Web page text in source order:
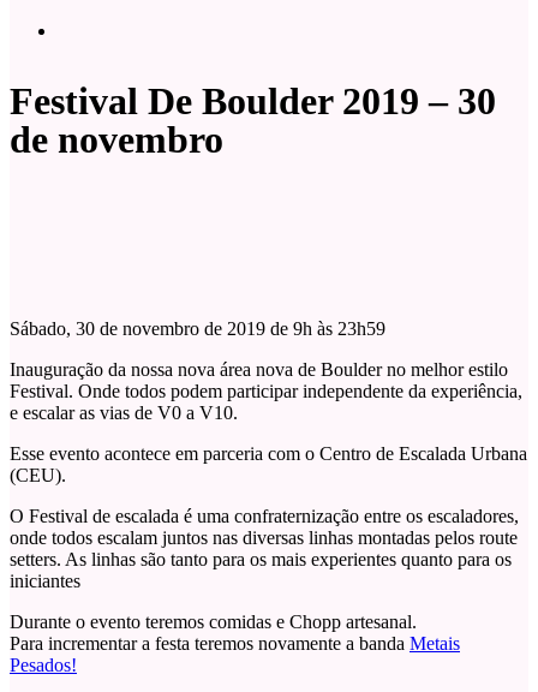
Festival De Boulder 2019 – 30
de novembro
Sábado, 30 de novembro de 2019 de 9h às 23h59
Inauguração da nossa nova área nova de Boulder no melhor estilo
Festival. Onde todos podem participar independente da experiência,
e escalar as vias de V0 a V10.
Esse evento acontece em parceria com o Centro de Escalada Urbana
(CEU).
O Festival de escalada é uma confraternização entre os escaladores,
onde todos escalam juntos nas diversas linhas montadas pelos route
setters. As linhas são tanto para os mais experientes quanto para os
iniciantes
Durante o evento teremos comidas e Chopp artesanal.
Para incrementar a festa teremos novamente a banda Metais
Pesados!